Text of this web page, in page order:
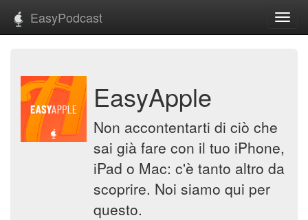
EasyPodcast
EasyApple
Non accontentarti di ciò che
sai già fare con il tuo iPhone,
iPad o Mac: c'è tanto altro da
scoprire. Noi siamo qui per
questo.